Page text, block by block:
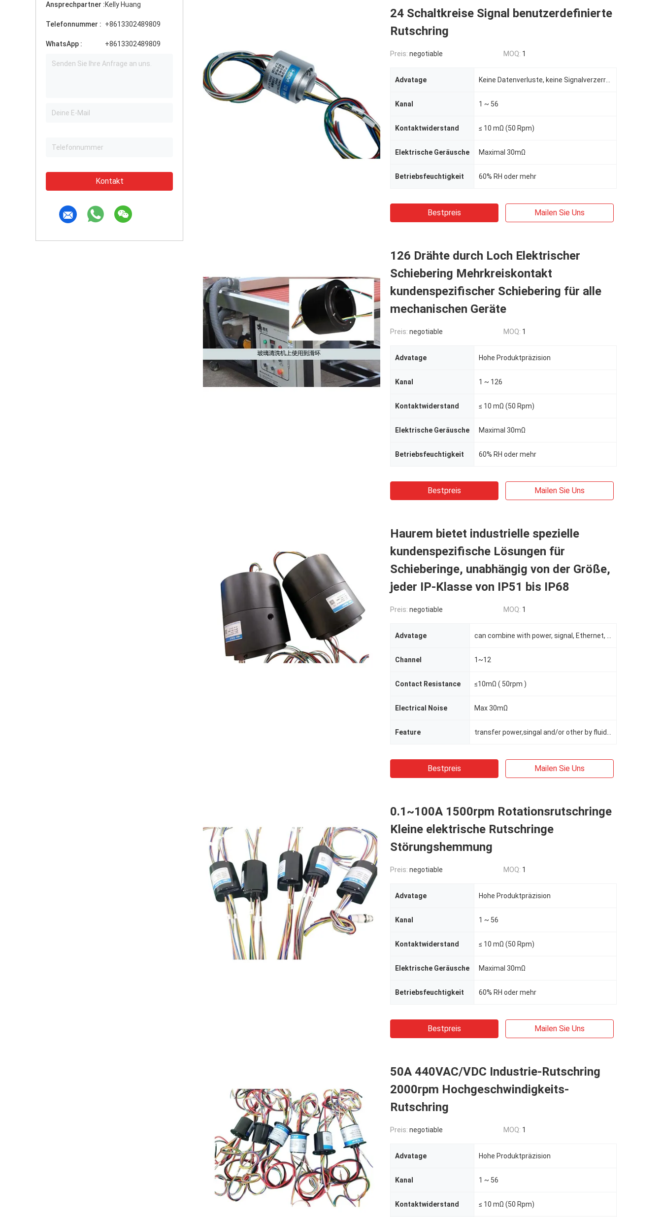
Ansprechpartner :Kelly Huang
Telefonnummer : +8613302489809
WhatsApp : +8613302489809
Kontakt
24 Schaltkreise Signal benutzerdefinierte
Rutschring
Preis: negotiable MOQ: 1
Advatage
Kanal 1 ~ 56
Kontaktwiderstand ≤ 10 mΩ (50 Rpm)
Elektrische Geräusche Maximal 30mΩ
Betriebsfeuchtigkeit 60% RH oder mehr
Bestpreis Mailen Sie Uns
126 Drähte durch Loch Elektrischer
Schiebering Mehrkreiskontakt
kundenspezifischer Schiebering für alle
mechanischen Geräte
Preis: negotiable MOQ: 1
Advatage Hohe Produktpräzision
Kanal 1 ~ 126
Kontaktwiderstand ≤ 10 mΩ (50 Rpm)
Elektrische Geräusche Maximal 30mΩ
Betriebsfeuchtigkeit 60% RH oder mehr
Bestpreis Mailen Sie Uns
Haurem bietet industrielle spezielle
kundenspezifische Lösungen für
Schieberinge, unabhängig von der Größe,
jeder IP-Klasse von IP51 bis IP68
Preis: negotiable MOQ: 1
Advatage
Channel 1~12
Contact Resistance ≤10mΩ ( 50rpm )
Electrical Noise Max 30mΩ
Feature
Bestpreis Mailen Sie Uns
0.1~100A 1500rpm Rotationsrutschringe
Kleine elektrische Rutschringe
Störungshemmung
Preis: negotiable MOQ: 1
Advatage Hohe Produktpräzision
Kanal 1 ~ 56
Kontaktwiderstand ≤ 10 mΩ (50 Rpm)
Elektrische Geräusche Maximal 30mΩ
Betriebsfeuchtigkeit 60% RH oder mehr
Bestpreis Mailen Sie Uns
50A 440VAC/VDC Industrie-Rutschring
2000rpm Hochgeschwindigkeits-
Rutschring
Preis: negotiable MOQ: 1
Advatage Hohe Produktpräzision
Kanal 1 ~ 56
Kontaktwiderstand ≤ 10 mΩ (50 Rpm)